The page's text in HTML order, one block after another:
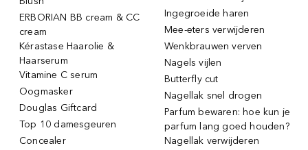
ERBORIAN BB cream & CC
cream
Kérastase Haarolie &
Haarserum
Vitamine C serum
Oogmasker
Douglas Giftcard
Top 10 damesgeuren
Concealer
Ingegroeide haren
Mee-eters verwijderen
Wenkbrauwen verven
Nagels vijlen
Butterfly cut
Nagellak snel drogen
Parfum bewaren: hoe kun je
parfum lang goed houden?
Nagellak verwijderen